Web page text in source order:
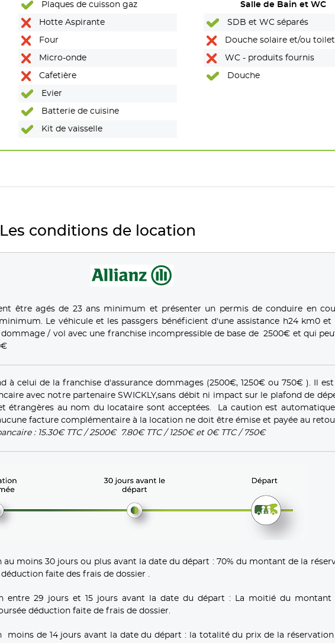
Plaques de cuisson gaz
Hotte Aspirante
Four
Micro-onde
Cafetière
Evier
Batterie de cuisine
Kit de vaisselle
Salle de Bain et WC
SDB et WC séparés
Douche solaire et/ou
portables (Van)
WC - produits fournis
Douche
Les conditions de location
être agés de 23 ans minimum et présenter un permis de conduire en
Le véhicule et les passgers bénéficient d'une assistance h24 km0 et
/ vol avec une franchise incompressible de base de 2500€ et qui
à celui de la franchise d'assurance dommages (2500€, 1250€ ou 750€ ). Il est
avec notre partenaire SWICKLY,sans débit ni impact sur le plafond de
étrangères au nom du locataire sont acceptées. La caution est
facture complémentaire à la location ne doit être émise et payée au
: 15.30€ TTC / 2500€ 7.80€ TTC / 1250€ et 0€ TTC / 750€
au moins 30 jours ou plus avant la date du départ : 70% du montant de la
faite des frais de dossier .
entre 29 jours et 15 jours avant la date du départ : La moitié du montant
déduction faite de frais de dossier.
moins de 14 jours avant la date du départ : la totalité du prix de la réservation